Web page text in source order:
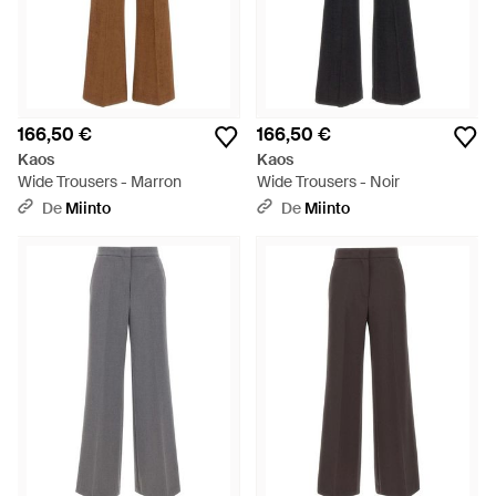
166,50 €
Kaos
Wide Trousers - Marron
De Miinto
166,50 €
Kaos
Wide Trousers - Noir
De Miinto